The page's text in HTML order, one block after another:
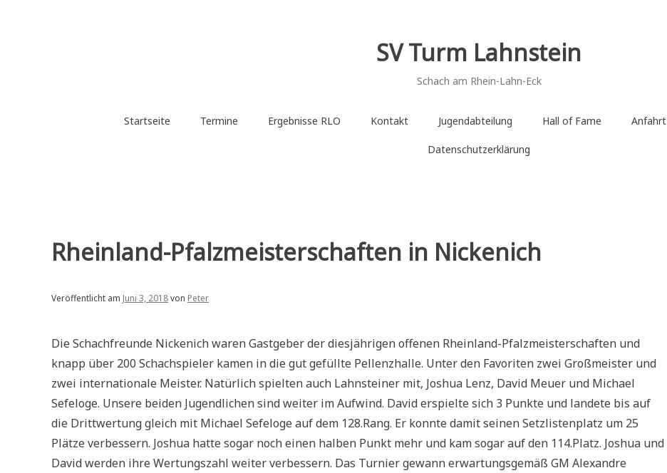
SV Turm Lahnstein
Schach am Rhein-Lahn-Eck
Startseite Termine Ergebnisse RLO Kontakt Jugendabteilung Hall of Fame Anfahrt
Datenschutzerklärung
Rheinland-Pfalzmeisterschaften in Nickenich
Veröffentlicht am Juni 3, 2018von Peter
Die Schachfreunde Nickenich waren Gastgeber der diesjährigen offenen Rheinland-Pfalzmeisterschaften und
knapp über 200 Schachspieler kamen in die gut gefüllte Pellenzhalle. Unter den Favoriten zwei Großmeister und
zwei internationale Meister. Natürlich spielten auch Lahnsteiner mit, Joshua Lenz, David Meuer und Michael
Sefeloge. Unsere beiden Jugendlichen sind weiter im Aufwind. David erspielte sich 3 Punkte und landete bis auf
die Drittwertung gleich mit Michael Sefeloge auf dem 128.Rang. Er konnte damit seinen Setzlistenplatz um 25
Plätze verbessern. Joshua hatte sogar noch einen halben Punkt mehr und kam sogar auf den 114.Platz. Joshua und
David werden ihre Wertungszahl weiter verbessern. Das Turnier gewann erwartungsgemäß GM Alexandre